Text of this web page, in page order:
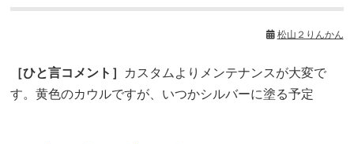
松山２りんかん
［ひと言コメント］ カスタムよりメンテナンスが大変で
す。黄色のカウルですが、いつかシルバーに塗る予定